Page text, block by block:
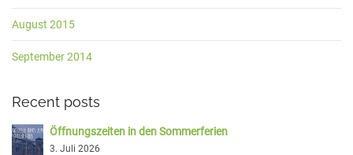
August 2015
September 2014
Recent posts
Öffnungszeiten in den Sommerferien
3. Juli 2026